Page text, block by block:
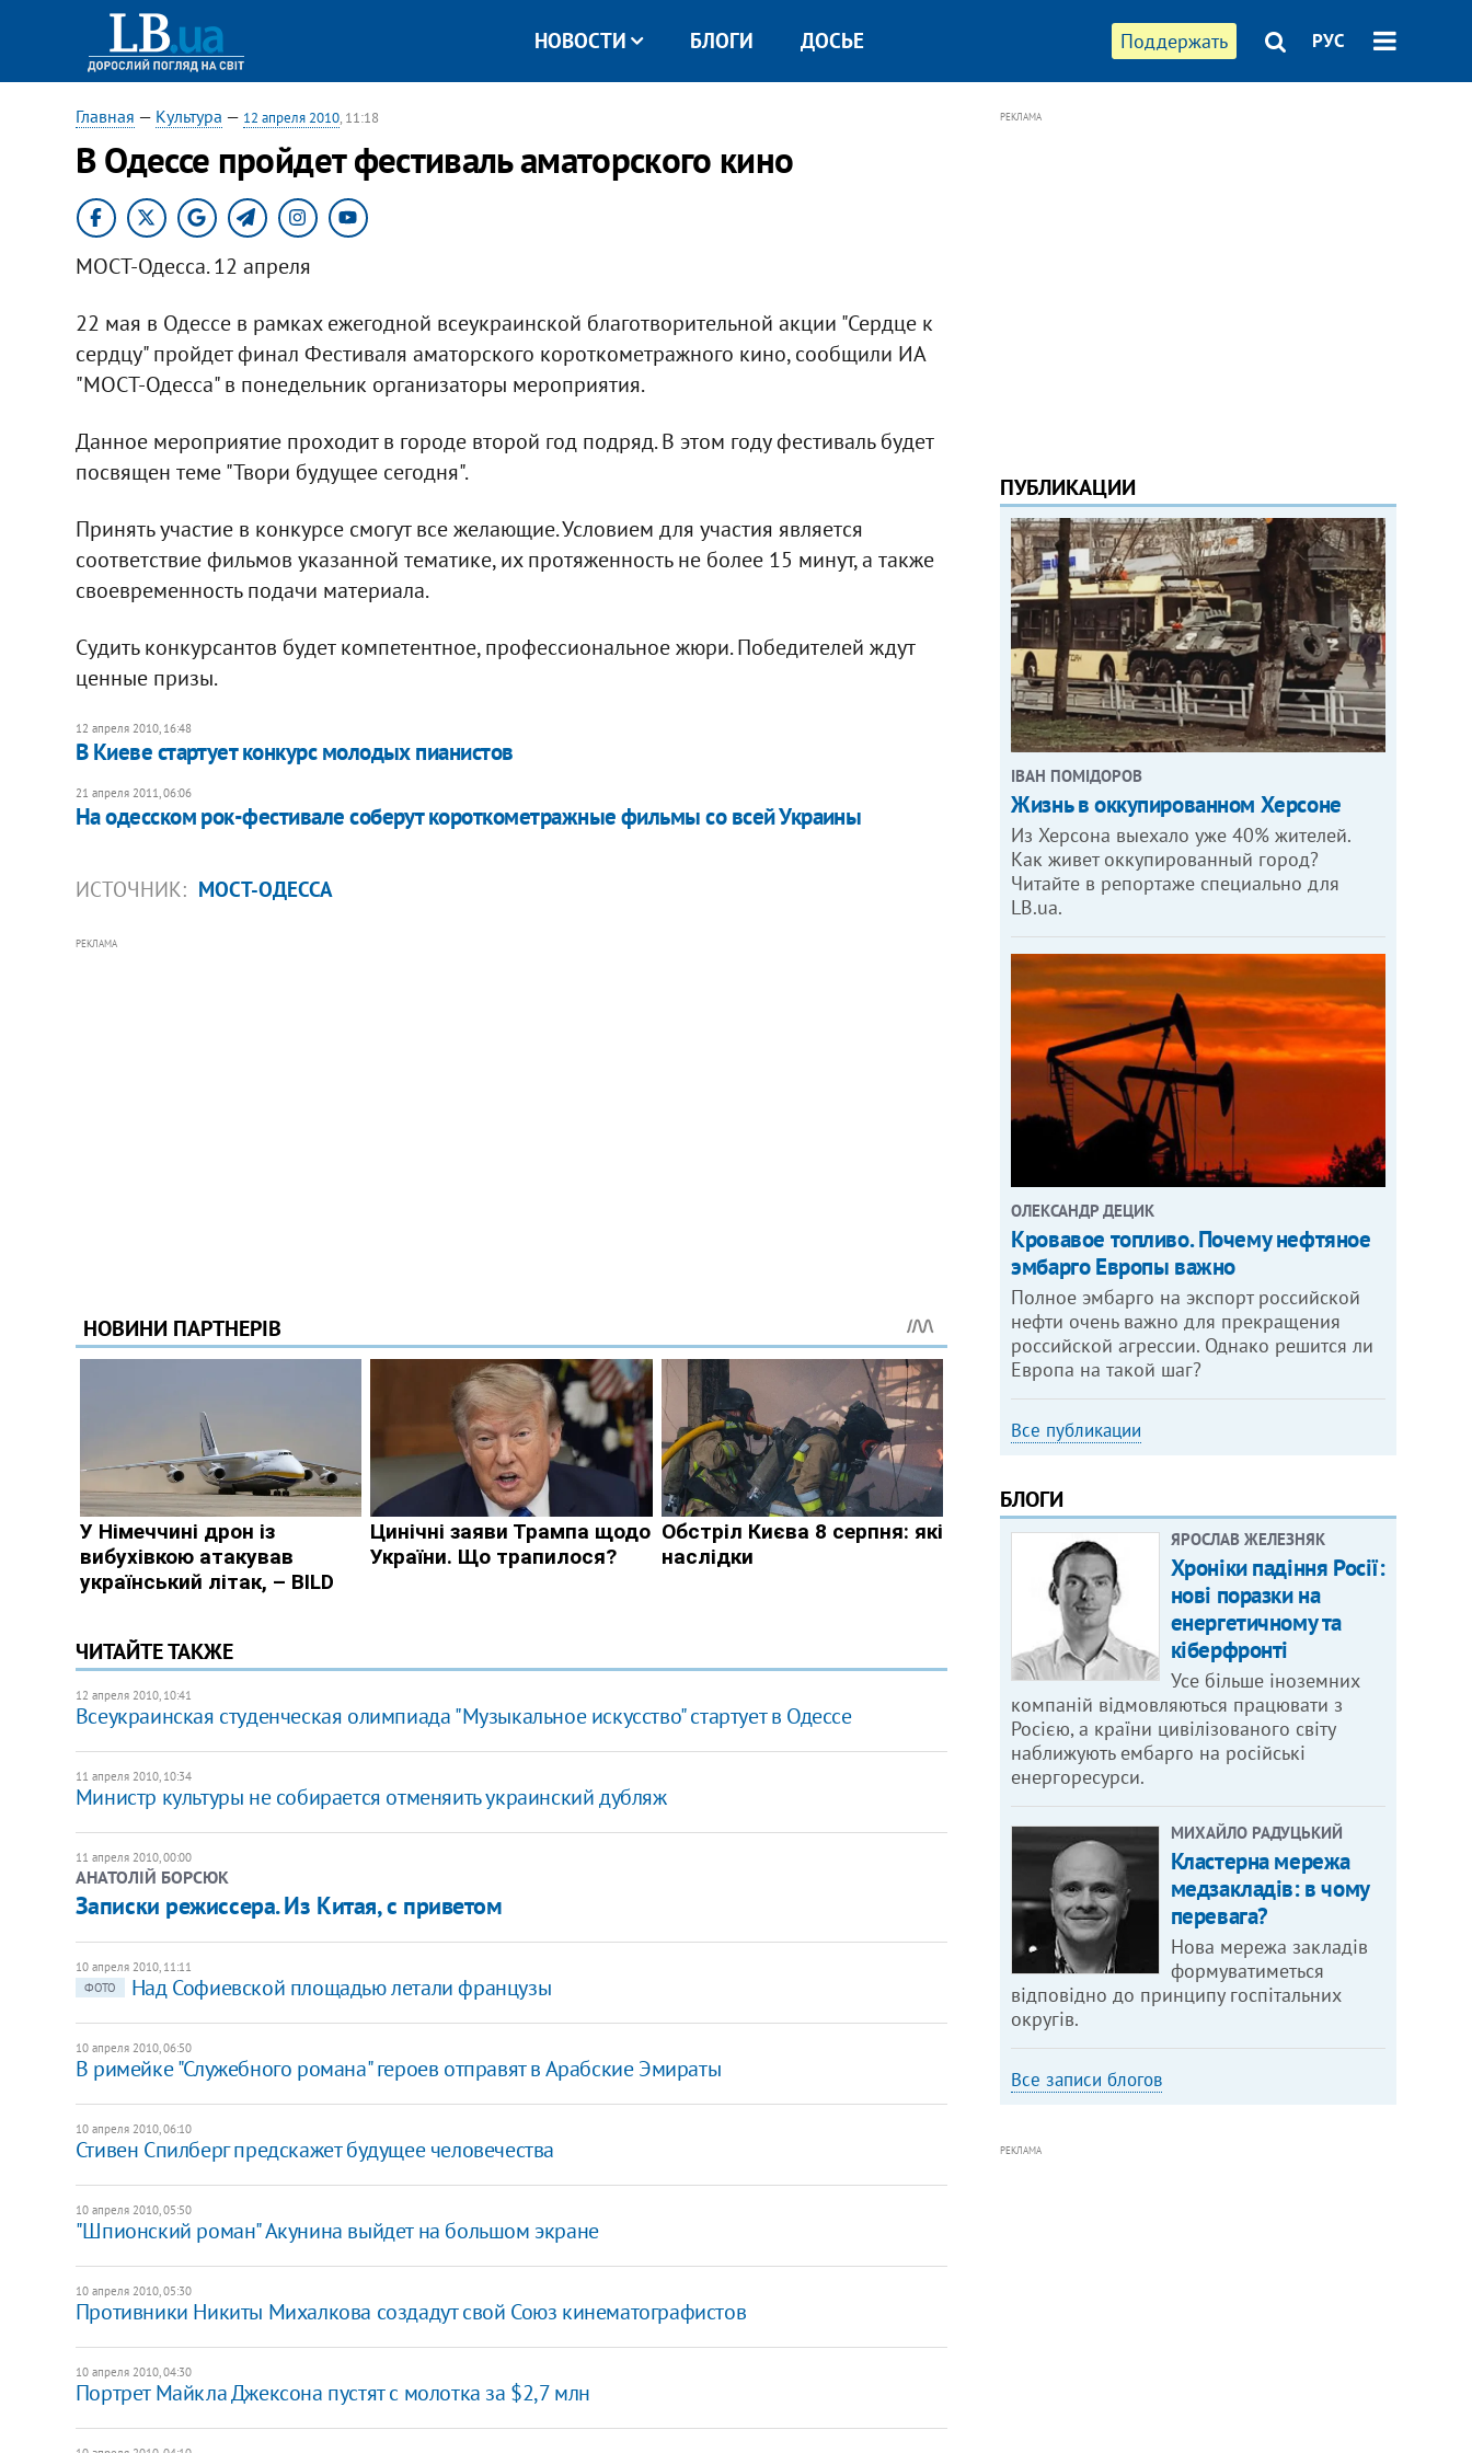
Поддержать РУС
НОВОСТИ БЛОГИ ДОСЬЕ
Главная — Культура — 12 апреля 2010, 11:18
В Одессе пройдет фестиваль аматорского кино
МОСТ-Одесса. 12 апреля
22 мая в Одессе в рамках ежегодной всеукраинской благотворительной акции "Сердце к
сердцу" пройдет финал Фестиваля аматорского короткометражного кино, сообщили ИА
"МОСТ-Одесса" в понедельник организаторы мероприятия.
Данное мероприятие проходит в городе второй год подряд. В этом году фестиваль будет
посвящен теме "Твори будущее сегодня".
Принять участие в конкурсе смогут все желающие. Условием для участия является
соответствие фильмов указанной тематике, их протяженность не более 15 минут, а также
своевременность подачи материала.
Судить конкурсантов будет компетентное, профессиональное жюри. Победителей ждут
ценные призы.
12 апреля 2010, 16:48
В Киеве стартует конкурс молодых пианистов
21 апреля 2011, 06:06
На одесском рок-фестивале соберут короткометражные фильмы со всей Украины
ИСТОЧНИК: МОСТ-ОДЕССА
РЕКЛАМА
ЧИТАЙТЕ ТАКЖЕ
12 апреля 2010, 10:41
Всеукраинская студенческая олимпиада "Музыкальное искусство" стартует в Одессе
11 апреля 2010, 10:34
Министр культуры не собирается отменяить украинский дубляж
11 апреля 2010, 00:00
АНАТОЛІЙ БОРСЮК
Записки режиссера. Из Китая, с приветом
10 апреля 2010, 11:11
ФОТО
Над Софиевской площадью летали французы
10 апреля 2010, 06:50
В римейке "Служебного романа" героев отправят в Арабские Эмираты
10 апреля 2010, 06:10
Стивен Спилберг предскажет будущее человечества
10 апреля 2010, 05:50
"Шпионский роман" Акунина выйдет на большом экране
10 апреля 2010, 05:30
Противники Никиты Михалкова создадут свой Союз кинематографистов
10 апреля 2010, 04:30
Портрет Майкла Джексона пустят с молотка за $2,7 млн
РЕКЛАМА
ПУБЛИКАЦИИ
ІВАН ПОМІДОРОВ
Жизнь в оккупированном Херсоне
Из Херсона выехало уже 40% жителей.
Как живет оккупированный город?
Читайте в репортаже специально для
LB.ua.
ОЛЕКСАНДР ДЕЦИК
Кровавое топливо. Почему нефтяное
эмбарго Европы важно
Полное эмбарго на экспорт российской
нефти очень важно для прекращения
российской агрессии. Однако решится ли
Европа на такой шаг?
Все публикации
БЛОГИ
ЯРОСЛАВ ЖЕЛЕЗНЯК
Хроніки падіння Росії:
нові поразки на
енергетичному та
кіберфронті
Усе більше іноземних
компаній відмовляються працювати з
Росією, а країни цивілізованого світу
наближують ембарго на російські
енергоресурси.
МИХАЙЛО РАДУЦЬКИЙ
Кластерна мережа
медзакладів: в чому
перевага?
Нова мережа закладів
формуватиметься
відповідно до принципу госпітальних
округів.
Все записи блогов
РЕКЛАМА